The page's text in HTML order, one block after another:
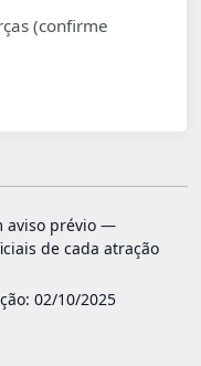
(confirme
aviso prévio —
de cada atração
02/10/2025